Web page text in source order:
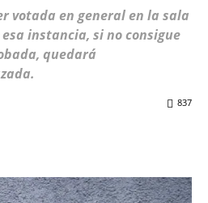
votada en general en la sala
instancia, si no consigue
quedará
837